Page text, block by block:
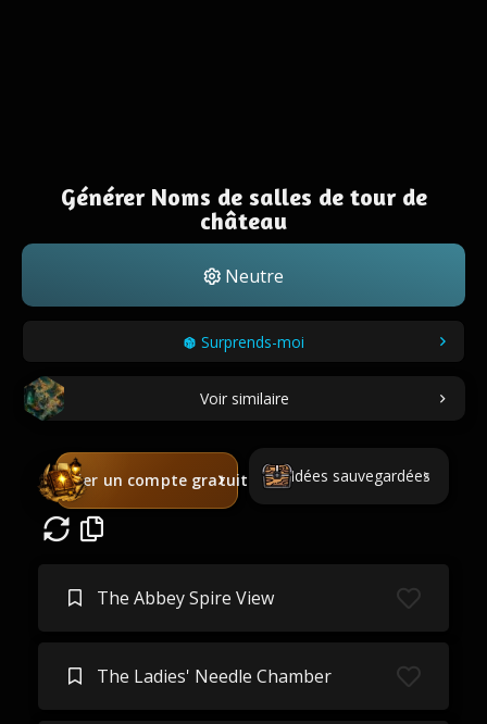
Générer Noms de salles de tour de
château
Neutre
Surprends-moi
Voir similaire
Créer un compte gratuit Idées sauvegardées
The Abbey Spire View
The Ladies' Needle Chamber